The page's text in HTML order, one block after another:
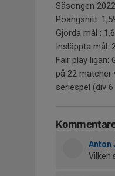
Säsongen
Poängsnitt:
Gjorda mål :
Insläppta mål:
Fair play ligan:
på 22 matcher
seriespel (div
Anton
Vilken